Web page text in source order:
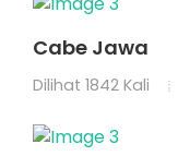
Cabe Jawa
Dilihat 1842 Kali